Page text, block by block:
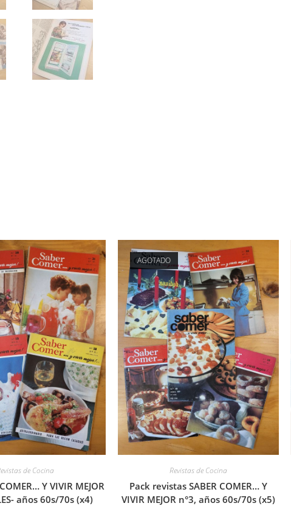
de Cocina
Y VIVIR MEJOR
años 60s/70s (x4)
AGOTADO
Revistas de Cocina
Pack revistas SABER COMER… Y
VIVIR MEJOR n°3, años 60s/70s (x5)